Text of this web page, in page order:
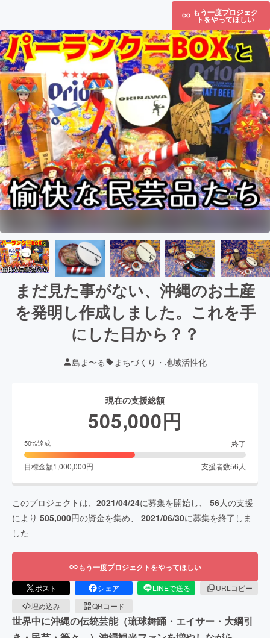
もう一度プロジェク
トをやってほしい
まだ見た事がない、沖縄のお土産
を発明し作成しました。これを手
にした日から？？
島ま〜る まちづくり・地域活性化
現在の支援総額
505,000円
50%達成 終了
目標金額1,000,000円 支援者数56 人
このプロジェクトは、 2021/04/24に募集を開始し、 56人の支援
により 505,000円の資金を集め、 2021/06/30に募集を終了しま
した
もう一度プロジェクトをやってほしい
ポスト シェア LINEで送る
URLコピー
埋め込み
QRコード
世界中に沖縄の伝統芸能（琉球舞踊・エイサー・大綱引